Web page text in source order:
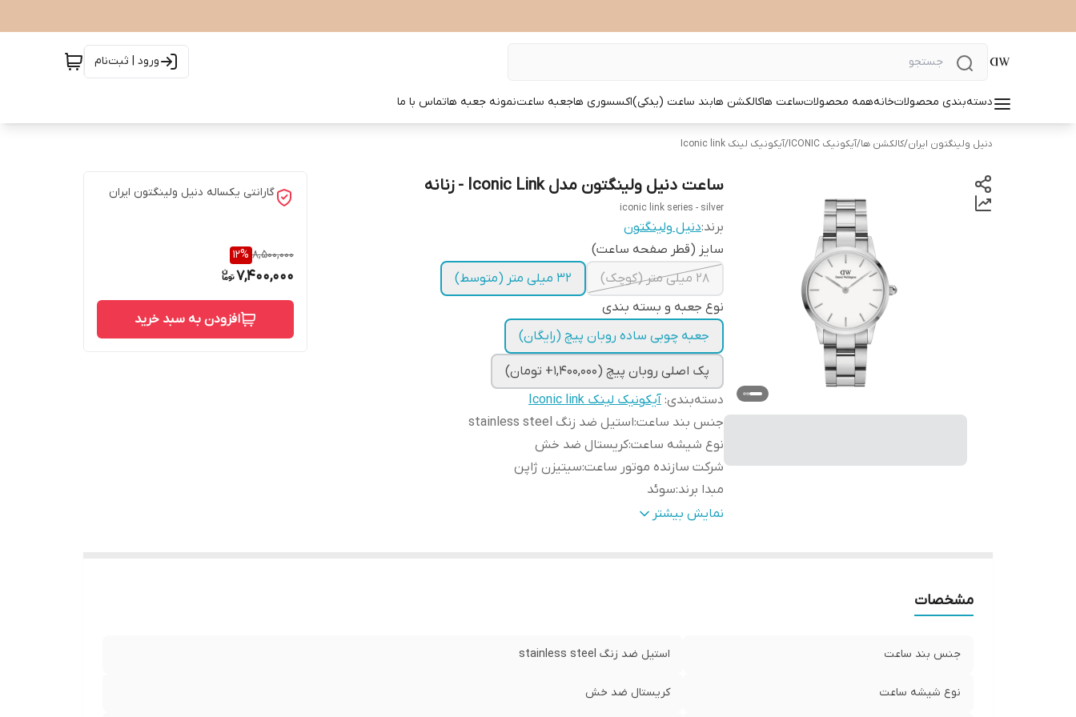
ورود | ثبت‌نام
دسته‌بندی محصولاتخانههمه محصولاتساعت هاکالکشن هابند ساعت (یدکی)اکسسوری هاجعبه ساعتنمونه جعبه هاتماس با ما
دنیل ولینگتون ایران/کالکشن ها/آیکونیک ICONIC /آیکونیک لینک Iconic link
ساعت دنیل ولینگتون مدل Iconic Link - زنانه
iconic link series - silver
برند:دنیل ولینگتون
سایز (قطر صفحه ساعت)
28 میلی متر (کوچک)
32 میلی متر (متوسط)
نوع جعبه و بسته بندی
جعبه چوبی ساده روبان پیچ (رایگان)
پک اصلی روبان پیچ (1,400,000+ تومان)
دسته‌بندی: آیکونیک لینک Iconic link
جنس بند ساعت:استیل ضد زنگ stainless steel
نوع شیشه ساعت:کریستال ضد خش
شرکت سازنده موتور ساعت:سیتیزن ژاپن
مبدا برند:سوئد
گارانتی : یکساله دنیل ولینگتون ایراننمایش بیشتر
گارانتی یکساله دنیل ولینگتون ایران
8,500,000
12%
7,400,000
افزودن به سبد خرید
مشخصات
جنس بند ساعت استیل ضد زنگ stainless steel
نوع شیشه ساعت کریستال ضد خش